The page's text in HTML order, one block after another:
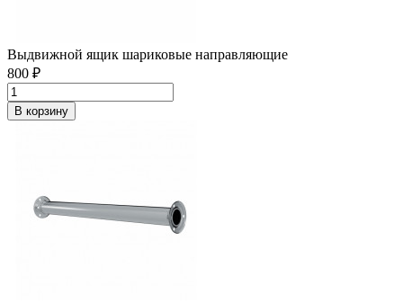
Выдвижной ящик шариковые направляющие
800 ₽
В корзину